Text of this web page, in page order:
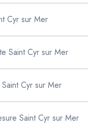
Cyr sur Mer
Saint Cyr sur Mer
Cyr sur Mer
Saint Cyr sur Mer